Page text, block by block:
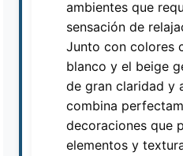
ambientes que
sensación de
Junto con colores
blanco y el beige
de gran claridad y
combina
decoraciones que
elementos y